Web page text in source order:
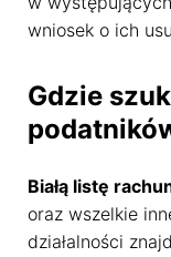
wniosek o ich
Gdzie
Białą listę
oraz wszelkie
działalności